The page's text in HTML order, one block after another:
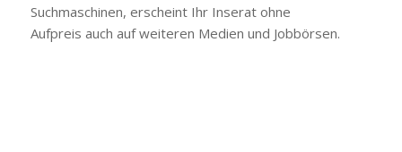
Suchmaschinen, erscheint Ihr Inserat ohne
Aufpreis auch auf weiteren Medien und Jobbörsen.